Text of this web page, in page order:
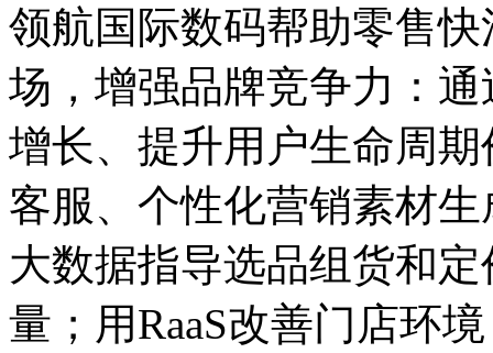
领航国际数码帮助零售
场，增强品牌竞争力
增长、提升用户生命周
客服、个性化营销素材
大数据指导选品组货和定
量；用RaaS改善门店环境